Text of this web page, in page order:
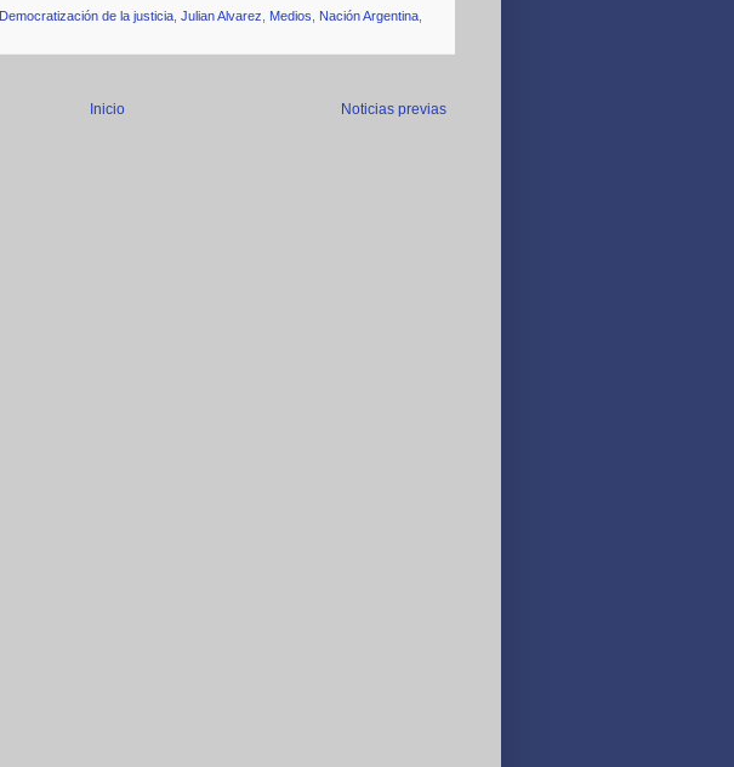
Democratización de la justicia Julian Alvarez Medios Nación Argentina
Noticias previas
Inicio